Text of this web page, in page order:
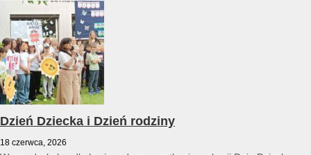
Dzień Dziecka i Dzień rodziny
18 czerwca, 2026